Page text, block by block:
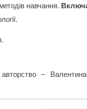
навчання.
–